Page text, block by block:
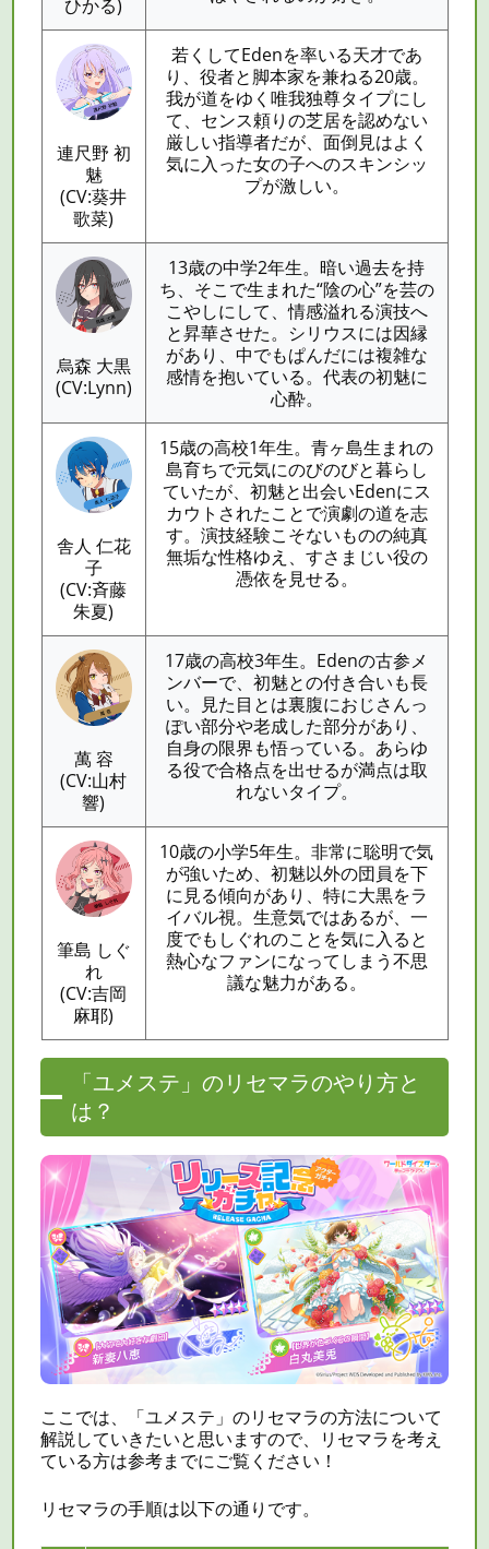
ひかる)
連尺野 初
魅
(CV:葵井
歌菜)
若くしてEdenを率いる天才であ
り、役者と脚本家を兼ねる20歳。
我が道をゆく唯我独尊タイプにし
て、センス頼りの芝居を認めない
厳しい指導者だが、面倒見はよく
気に入った女の子へのスキンシッ
プが激しい。
烏森 大黒
(CV:Lynn)
13歳の中学2年生。暗い過去を持
ち、そこで生まれた“陰の心”を芸の
こやしにして、情感溢れる演技へ
と昇華させた。シリウスには因縁
があり、中でもぱんだには複雑な
感情を抱いている。代表の初魅に
心酔。
舎人 仁花
子
(CV:斉藤
朱夏)
15歳の高校1年生。青ヶ島生まれの
島育ちで元気にのびのびと暮らし
ていたが、初魅と出会いEdenにス
カウトされたことで演劇の道を志
す。演技経験こそないものの純真
無垢な性格ゆえ、すさまじい役の
憑依を見せる。
萬 容
(CV:山村
響)
17歳の高校3年生。Edenの古参メ
ンバーで、初魅との付き合いも長
い。見た目とは裏腹におじさんっ
ぽい部分や老成した部分があり、
自身の限界も悟っている。あらゆ
る役で合格点を出せるが満点は取
れないタイプ。
筆島 しぐ
れ
(CV:吉岡
麻耶)
10歳の小学5年生。非常に聡明で気
が強いため、初魅以外の団員を下
に見る傾向があり、特に大黒をラ
イバル視。生意気ではあるが、一
度でもしぐれのことを気に入ると
熱心なファンになってしまう不思
議な魅力がある。
「ユメステ」のリセマラのやり方と
は？
ここでは、「ユメステ」のリセマラの方法について
解説していきたいと思いますので、
リセマラを考え
ている方は参考までにご覧ください！
リセマラの手順は以下の通りです。